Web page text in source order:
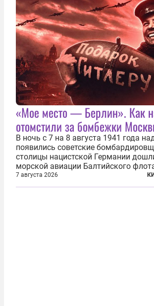
«Мое место — Берлин». Как
отомстили за бомбежки
В ночь с 7 на 8 августа 1941 года
появились советские
столицы нацистской Германии
морской авиации Балтийского
сбросили бомбы на город, который
жил в полной уверенности, что
7 августа 2026